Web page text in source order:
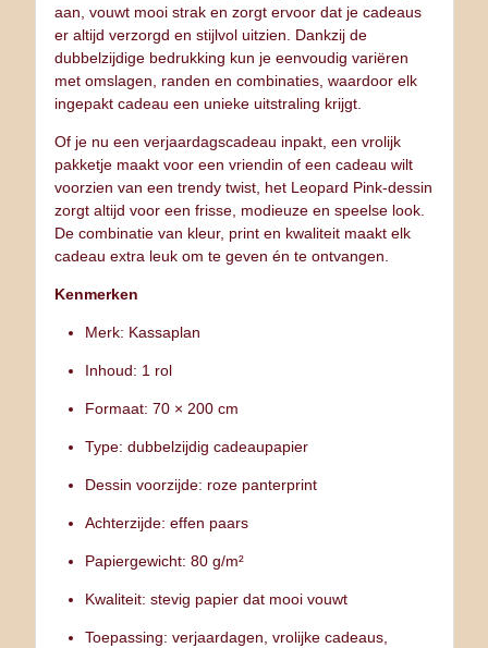
aan, vouwt mooi strak en zorgt ervoor dat je cadeaus
er altijd verzorgd en stijlvol uitzien. Dankzij de
dubbelzijdige bedrukking kun je eenvoudig variëren
met omslagen, randen en combinaties, waardoor elk
ingepakt cadeau een unieke uitstraling krijgt.
Of je nu een verjaardagscadeau inpakt, een vrolijk
pakketje maakt voor een vriendin of een cadeau wilt
voorzien van een trendy twist, het Leopard Pink‑dessin
zorgt altijd voor een frisse, modieuze en speelse look.
De combinatie van kleur, print en kwaliteit maakt elk
cadeau extra leuk om te geven én te ontvangen.
Kenmerken
Merk: Kassaplan
Inhoud: 1 rol
Formaat: 70 × 200 cm
Type: dubbelzijdig cadeaupapier
Dessin voorzijde: roze panterprint
Achterzijde: effen paars
Papiergewicht: 80 g/m²
Kwaliteit: stevig papier dat mooi vouwt
Toepassing: verjaardagen, vrolijke cadeaus,